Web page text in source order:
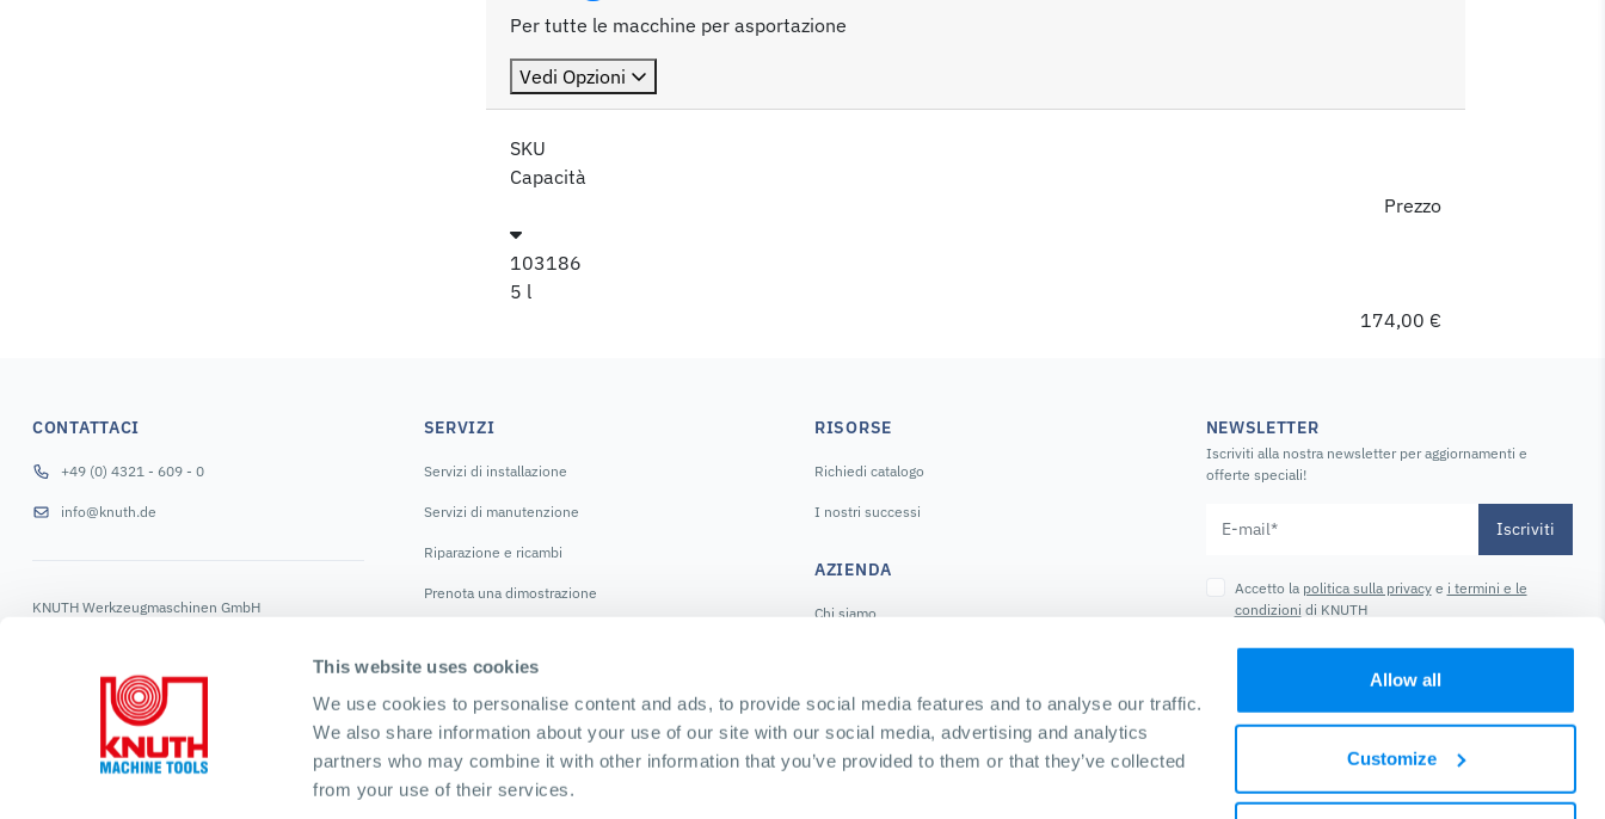
This website uses cookies
We use cookies to personalise content and ads, to provide social media features and to analyse our traffic.
We also share information about your use of our site with our social media, advertising and analytics
partners who may combine it with other information that you’ve provided to them or that they’ve collected
from your use of their services.
Allow all
Customize
Per tutte le macchine per asportazione
Vedi Opzioni
SKU
Capacità
Prezzo
103186
5 l
174,00 €
CONTATTACI
+49 (0) 4321 - 609 - 0
info@knuth.de
KNUTH Werkzeugmaschinen GmbH
SERVIZI
Servizi di installazione
Servizi di manutenzione
Riparazione e ricambi
Prenota una dimostrazione
RISORSE
Richiedi catalogo
I nostri successi
AZIENDA
Chi siamo
Le nostri sedi
Offerte di lavoro
NEWSLETTER
Iscriviti alla nostra newsletter per aggiornamenti e
offerte speciali!
Iscriviti
Accetto la politica sulla privacye i termini e le
condizioni di KNUTH